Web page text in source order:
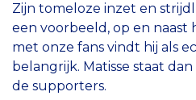
Zijn tomeloze inzet en
een voorbeeld, op en naast
met onze fans vindt hij als
belangrijk. Matisse staat
de supporters.